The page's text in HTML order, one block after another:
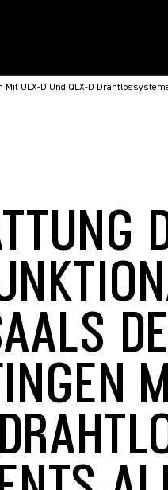
ULX-D Und QLX-D